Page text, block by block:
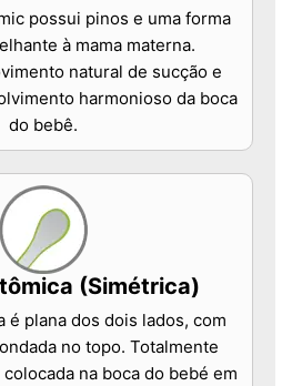
possui pinos e uma forma
à mama materna.
natural de sucção e
harmonioso da boca
do bebê.
(Simétrica)
é plana dos dois lados, com
no topo. Totalmente
na boca do bebé em